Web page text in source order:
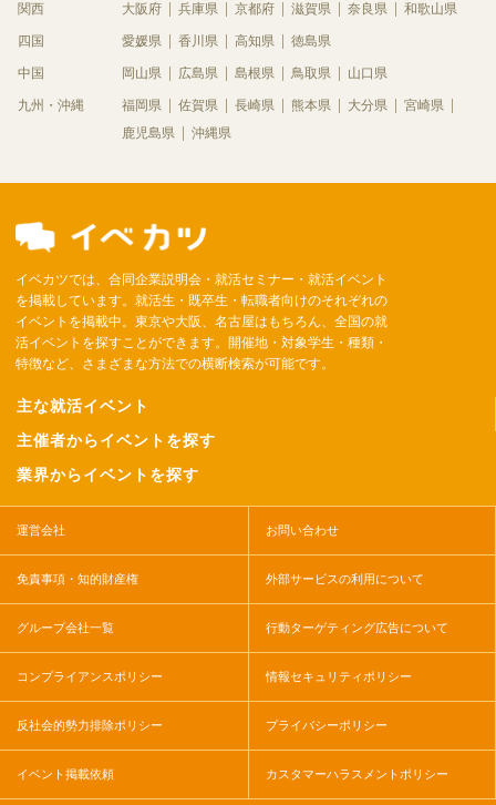
関西 大阪府 兵庫県 京都府 滋賀県 奈良県 和歌山県
四国 愛媛県 香川県 高知県 徳島県
中国 岡山県 広島県 島根県 鳥取県 山口県
九州・沖縄 福岡県 佐賀県 長崎県 熊本県 大分県
宮崎県
鹿児島県
沖縄県
イベカツでは、合同企業説明会・就活セミナー・就活イベント
を掲載しています。就活生・既卒生・転職者向けのそれぞれの
イベントを掲載中。東京や大阪、名古屋はもちろん、全国の就
活イベントを探すことができます。開催地・対象学生・種類・
特徴など、さまざまな方法での横断検索が可能です。
主な就活イベント
主催者からイベントを探す
業界からイベントを探す
運営会社 お問い合わせ
免責事項・知的財産権 外部サービスの利用について
グループ会社一覧 行動ターゲティング広告について
コンプライアンスポリシー 情報セキュリティポリシー
反社会的勢力排除ポリシー プライバシーポリシー
イベント掲載依頼 カスタマーハラスメントポリシー